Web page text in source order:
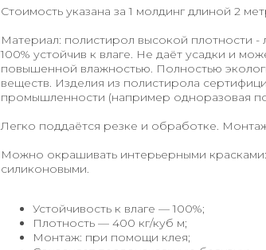
Стоимость указана за 1 молдинг длиной 2
Материал: полистирол высокой плотности
100% устойчив к влаге. Не даёт усадки и
повышенной влажностью. Полностью
веществ. Изделия из полистирола
промышленности (например одноразовая
Легко поддаётся резке и обработке.
Можно окрашивать интерьерными
силиконовыми.
Устойчивость к влаге — 100%;
Плотность — 400 кг/куб м;
Монтаж: при помощи клея;